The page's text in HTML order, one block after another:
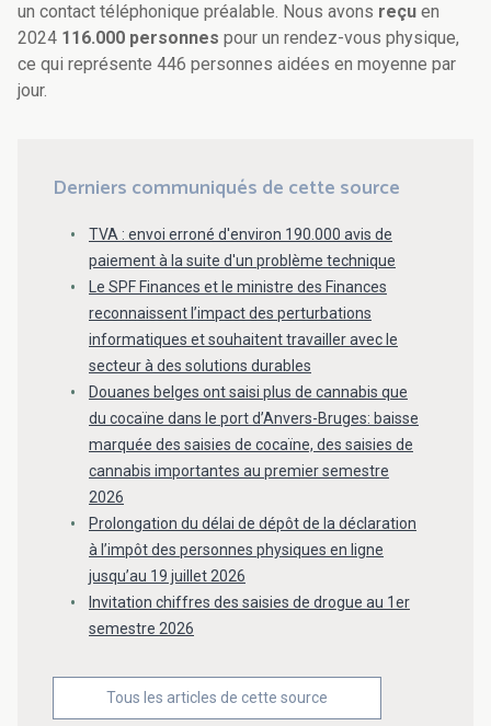
un contact téléphonique préalable. Nous avons reçu en
2024 116.000 personnes pour un rendez-vous physique,
ce qui représente 446 personnes aidées en moyenne par
jour.
Derniers communiqués de cette source
TVA : envoi erroné d'environ 190.000 avis de
paiement à la suite d'un problème technique
Le SPF Finances et le ministre des Finances
reconnaissent l’impact des perturbations
informatiques et souhaitent travailler avec le
secteur à des solutions durables
Douanes belges ont saisi plus de cannabis que
du cocaïne dans le port d’Anvers-Bruges: baisse
marquée des saisies de cocaïne, des saisies de
cannabis importantes au premier semestre
2026
Prolongation du délai de dépôt de la déclaration
à l’impôt des personnes physiques en ligne
jusqu’au 19 juillet 2026
Invitation chiffres des saisies de drogue au 1er
semestre 2026
Tous les articles de cette source